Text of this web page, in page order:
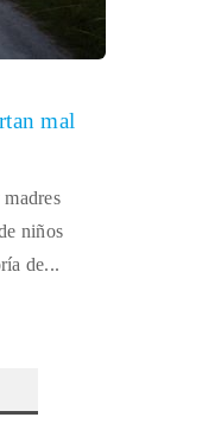
mal
niños
de...